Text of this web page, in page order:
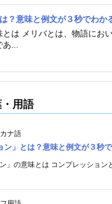
？意味と例文が３秒でわか
とは メリバとは、物語にお
あ...
用語
ナ語
ン」とは？意味と例文が３秒
ン」の意味とは コンプレッション